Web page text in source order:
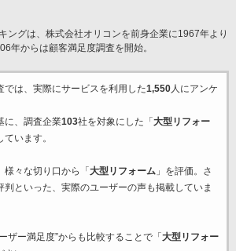
ングは、株式会社オリコンを前身企業に1967年より
年からは顧客満足度調査を開始。
では、実際にサービスを利用した1,550人にアンケ
に、調査企業103社を対象にした「 大型リフォー
います。
々な切り口から「 大型リフォーム」を評価。さ
判といった、実際のユーザーの声も掲載していま
ザー満足度”からも比較することで「 大型リフォー